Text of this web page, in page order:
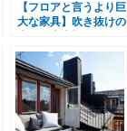
【フロアと言うより巨
大な家具】吹き抜けの